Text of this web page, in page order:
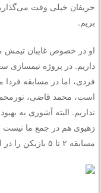
حریفان خیلی وقت
بریم.
او در خصوص غایبان تیمش
داریم. در پروژه تیمسازی
فردی، اما در مسابقه فردا
است، محمد قاضی،
نداریم. البته آشوری به
زهیوی هم در جمع ما نیست
مسابقه ۲ تا ۵ بازیکن را در اختیار نداشتیم.